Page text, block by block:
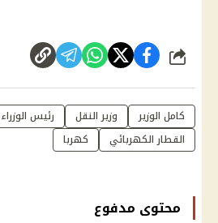
شارك
كامل الوزير وزير النقل رئيس الوزراء
القطار الكهربائي
كهربا
محتوى مدفوع